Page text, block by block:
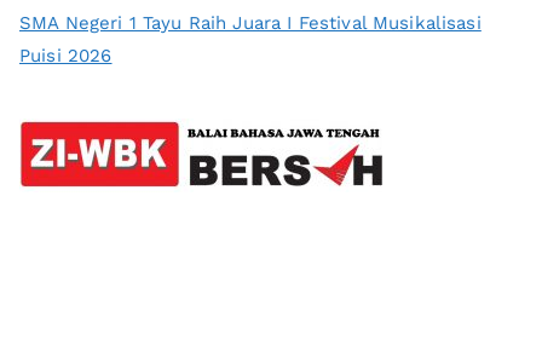
SMA Negeri 1 Tayu Raih Juara I Festival Musikalisasi
Puisi 2026